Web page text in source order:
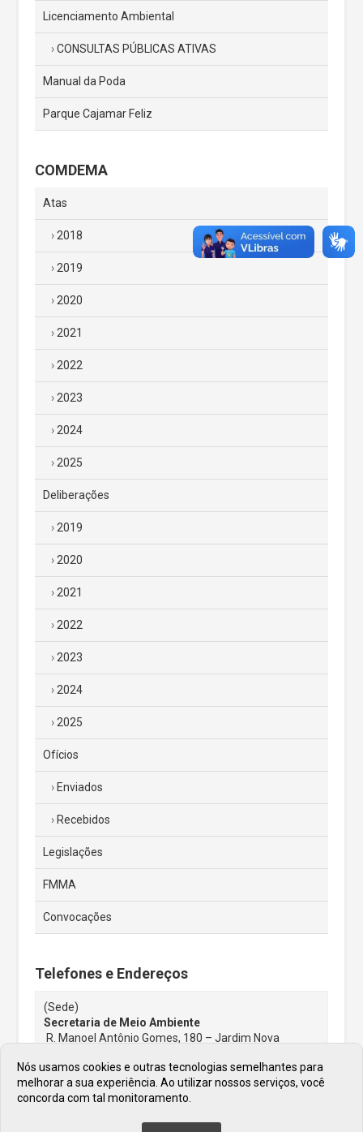
Licenciamento Ambiental
CONSULTAS PÚBLICAS ATIVAS
Manual da Poda
Parque Cajamar Feliz
COMDEMA
Atas
2018
2019
2020
2021
2022
2023
2024
2025
Deliberações
2019
2020
2021
2022
2023
2024
2025
Ofícios
Enviados
Recebidos
Legislações
FMMA
Convocações
Telefones e Endereços
(Sede)
Secretaria de Meio Ambiente
R. Manoel Antônio Gomes, 180 – Jardim Nova
(11) 44460034
E-mail:smma@cajamar.sp.gov.br
Nós usamos cookies e outras tecnologias semelhantes para
melhorar a sua experiência. Ao utilizar nossos serviços, você
concorda com tal monitoramento.